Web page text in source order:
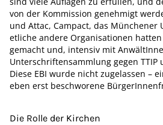
von der Kommission genehmigt
und Attac, Campact, das
etliche andere Organisationen
gemacht und, intensiv mit
Unterschriftensammlung gegen TTIP
Diese EBI wurde nicht zugelassen –
eben erst beschworene
Die Rolle der Kirchen